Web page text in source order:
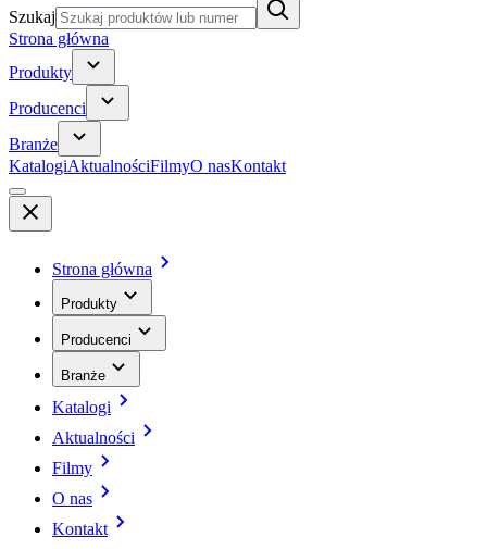
Szukaj
Strona główna
Produkty
Producenci
Branże
KatalogiAktualnościFilmyO nasKontakt
Strona główna
Produkty
Producenci
Branże
Katalogi
Aktualności
Filmy
O nas
Kontakt